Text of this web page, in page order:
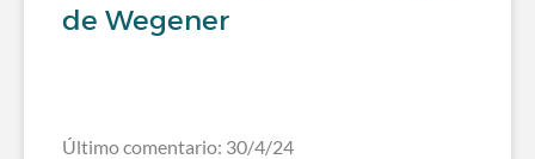
de Wegener
Último comentario: 30/4/24